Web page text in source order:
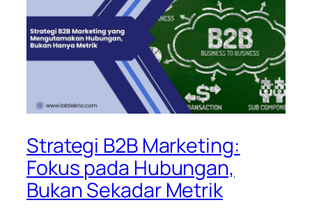
Strategi B2B Marketing:
Fokus pada Hubungan,
Bukan Sekadar Metrik